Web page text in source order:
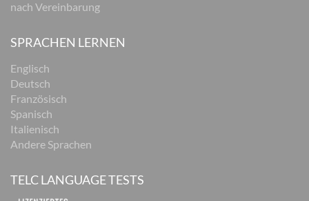
nach Vereinbarung
SPRACHEN LERNEN
Englisch
Deutsch
Französisch
Spanisch
Italienisch
Andere Sprachen
TELC LANGUAGE TESTS